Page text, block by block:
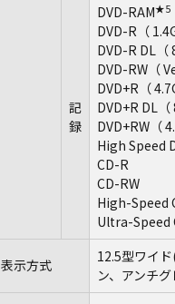
記
録
DVD-RAM★5
DVD-R（
DVD-R DL（
DVD-RW（
DVD+R（
DVD+R DL（
DVD+RW（
High Speed
CD-R
CD-RW
High-Speed
Ultra-Speed
表示方式
12.5型ワイ
ン、アンチグ